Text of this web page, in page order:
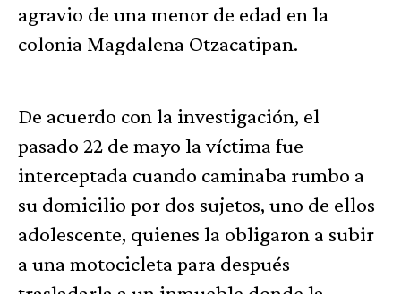
agravio de una menor de edad en la
colonia Magdalena Otzacatipan.
De acuerdo con la investigación, el
pasado 22 de mayo la víctima fue
interceptada cuando caminaba rumbo a
su domicilio por dos sujetos, uno de ellos
adolescente, quienes la obligaron a subir
a una motocicleta para después